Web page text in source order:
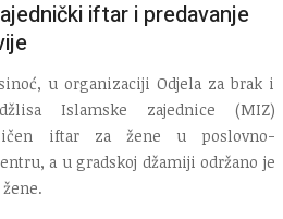
iftar i predavanje
u organizaciji Odjela za brak i
Islamske zajednice (MIZ)
iftar za žene u poslovno-
a u gradskoj džamiji održano je